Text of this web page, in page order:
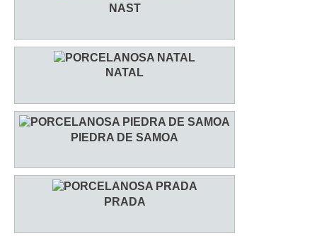
NAST
NATAL
PIEDRA DE SAMOA
PRADA